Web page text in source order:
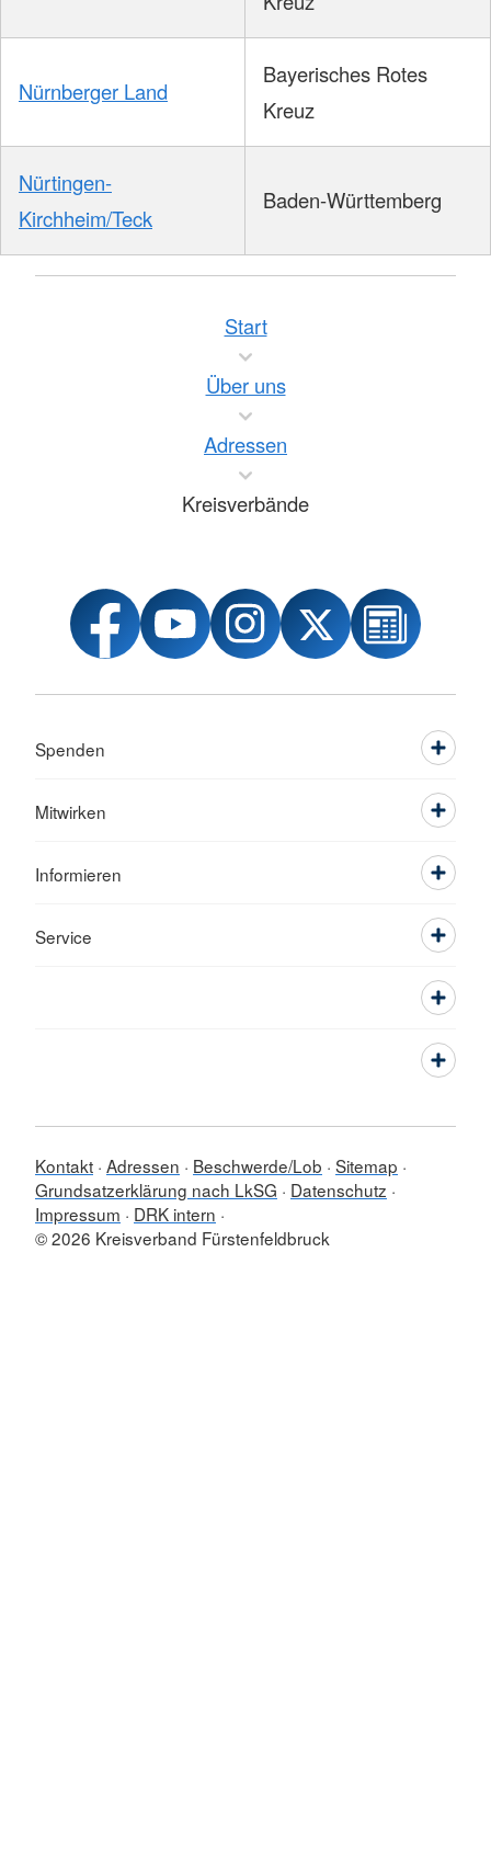
Nürnberger Land
Bayerisches Rotes
Kreuz
Nürtingen-
Kirchheim/Teck
Baden-Württemberg
Start
Über uns
Adressen
Kreisverbände
Spenden
Mitwirken
Informieren
Service
Kontakt Adressen Beschwerde/Lob Sitemap
Grundsatzerklärung nach LkSG
Datenschutz
Impressum
DRK intern
© 2026 Kreisverband Fürstenfeldbruck